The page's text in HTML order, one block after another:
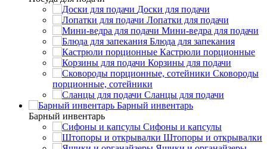
Доски для подачи
Лопатки для подачи
Мини-ведра для подачи
Блюда для запекания
Кастрюли порционные
Корзины для подачи
Сковороды
порционные, сотейники
Сланцы для подачи
Барный инвентарь
Барный инвентарь
Сифоны и капсулы
Штопоры и открывалки